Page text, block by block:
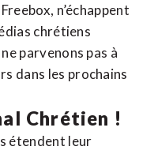
n’échappent
chrétiens
parvenons pas à
dans les prochains
Chrétien !
étendent leur